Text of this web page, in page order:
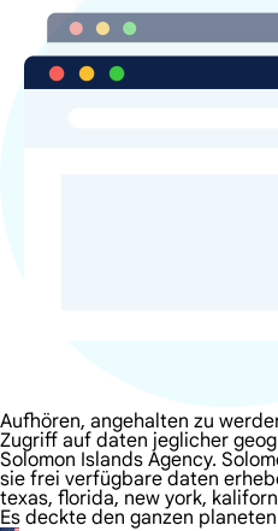
Aufhören, angehalten zu
Zugriff auf daten jeglicher
Solomon Islands Agency.
sie frei verfügbare daten
texas, florida, new york,
Es deckte den ganzen